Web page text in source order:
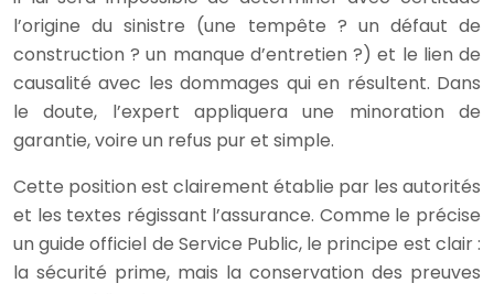
l’origine du sinistre (une tempête ? un défaut de
construction ? un manque d’entretien ?) et le lien de
causalité avec les dommages qui en résultent. Dans
le doute, l’expert appliquera une minoration de
garantie, voire un refus pur et simple.
Cette position est clairement établie par les autorités
et les textes régissant l’assurance. Comme le précise
un guide officiel de Service Public, le principe est clair :
la sécurité prime, mais la conservation des preuves